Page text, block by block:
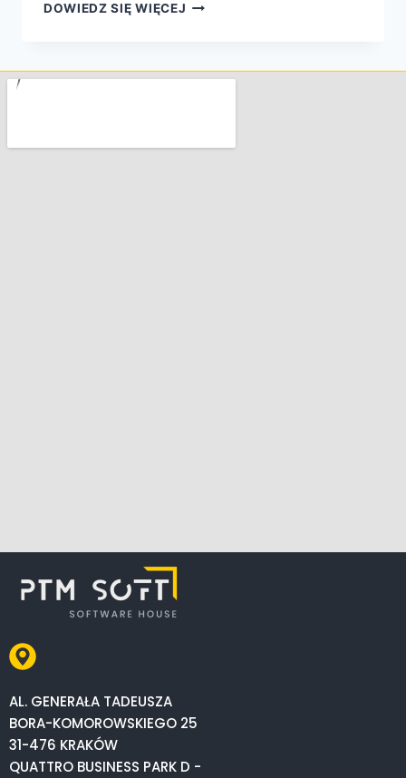
DOWIEDZ SIĘ WIĘCEJ
AL. GENERAŁA TADEUSZA
BORA-KOMOROWSKIEGO 25
31-476 KRAKÓW
QUATTRO BUSINESS PARK D -